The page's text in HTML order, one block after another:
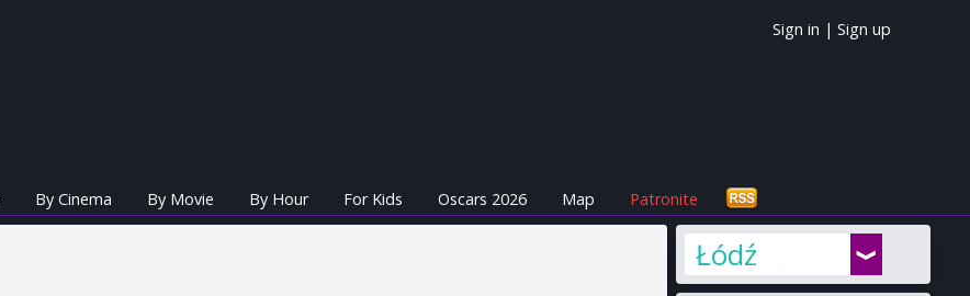
Sign in | Sign up
By Cinema By Movie By Hour For Kids Oscars 2026 Map Patronite
Łódź